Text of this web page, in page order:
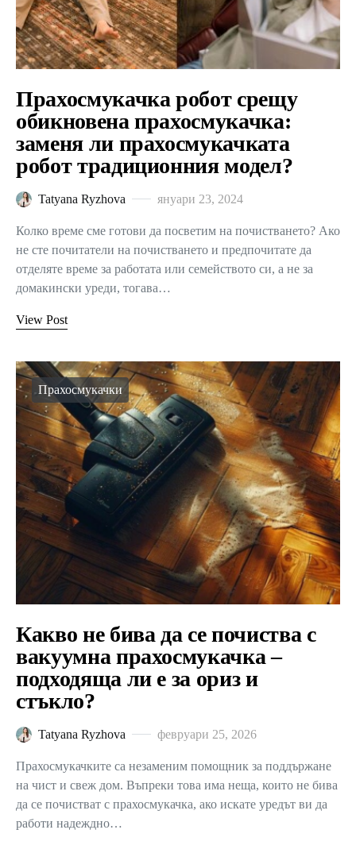
Прахосмукачка робот срещу
обикновена прахосмукачка:
заменя ли прахосмукачката
робот традиционния модел?
Tatyana Ryzhova януари 23, 2024
Колко време сме готови да посветим на почистването? Ако
не сте почитатели на почистването и предпочитате да
отделяте време за работата или семейството си, а не за
домакински уреди, тогава…
View Post
Прахосмукачки
Какво не бива да се почиства с
вакуумна прахосмукачка –
подходяща ли е за ориз и
стъкло?
Tatyana Ryzhova февруари 25, 2026
Прахосмукачките са незаменим помощник за поддържане
на чист и свеж дом. Въпреки това има неща, които не бива
да се почистват с прахосмукачка, ако искате уредът ви да
работи надеждно…